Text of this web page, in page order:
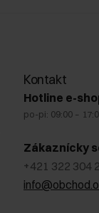
Kontakt
Hotline e-
po-pi: 09:00 –
Zákaznícky
+421 322 304